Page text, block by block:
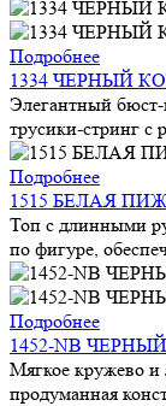
Подробнее
1334 ЧЕРНЫЙ
Элегантный бюст-
трусики-стринг с
Подробнее
1515 БЕЛАЯ
Топ с длинными
по фигуре,
Подробнее
1452-NB
Мягкое кружево и
продуманная